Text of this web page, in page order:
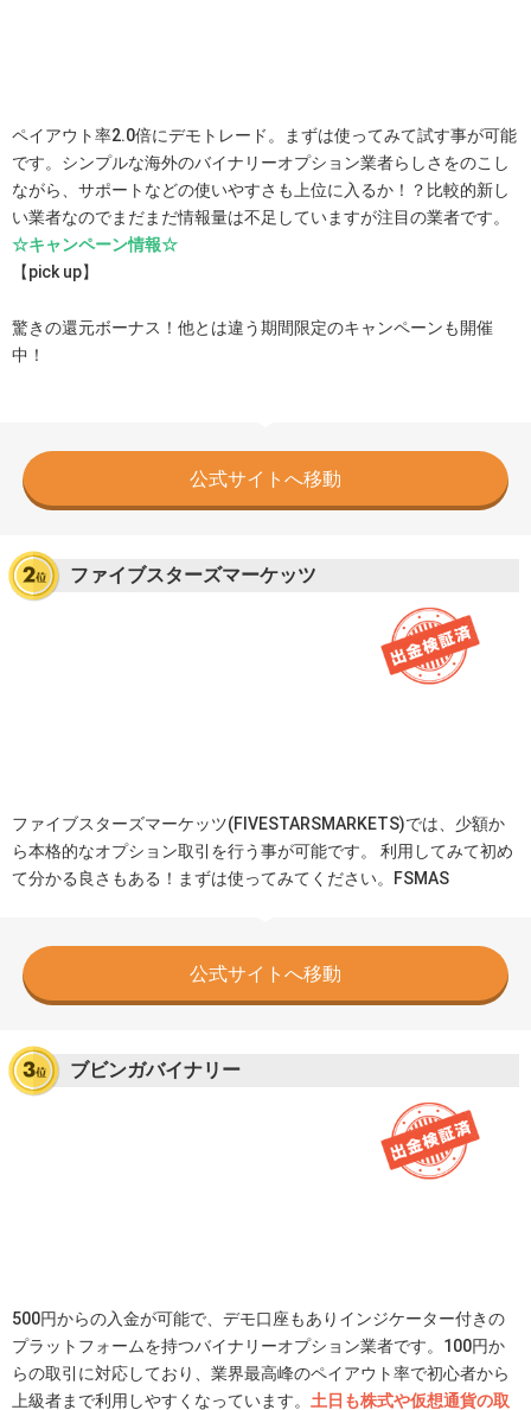
ペイアウト率2.0倍にデモトレード。まずは使ってみて試す事が可能
です。シンプルな海外のバイナリーオプション業者らしさをのこし
ながら、サポートなどの使いやすさも上位に入るか！？比較的新し
い業者なのでまだまだ情報量は不足していますが注目の業者です。
☆キャンペーン情報☆
【pick up】
驚きの還元ボーナス！他とは違う期間限定のキャンペーンも開催
中！
公式サイトへ移動
ファイブスターズマーケッツ
ファイブスターズマーケッツ(FIVESTARSMARKETS)では、少額か
ら本格的なオプション取引を行う事が可能です。 利用してみて初め
て分かる良さもある！まずは使ってみてください。FSMAS
公式サイトへ移動
ブビンガバイナリー
500円からの入金が可能で、デモ口座もありインジケーター付きの
プラットフォームを持つバイナリーオプション業者です。100円か
らの取引に対応しており、業界最高峰のペイアウト率で初心者から
上級者まで利用しやすくなっています。 土日も株式や仮想通貨の取